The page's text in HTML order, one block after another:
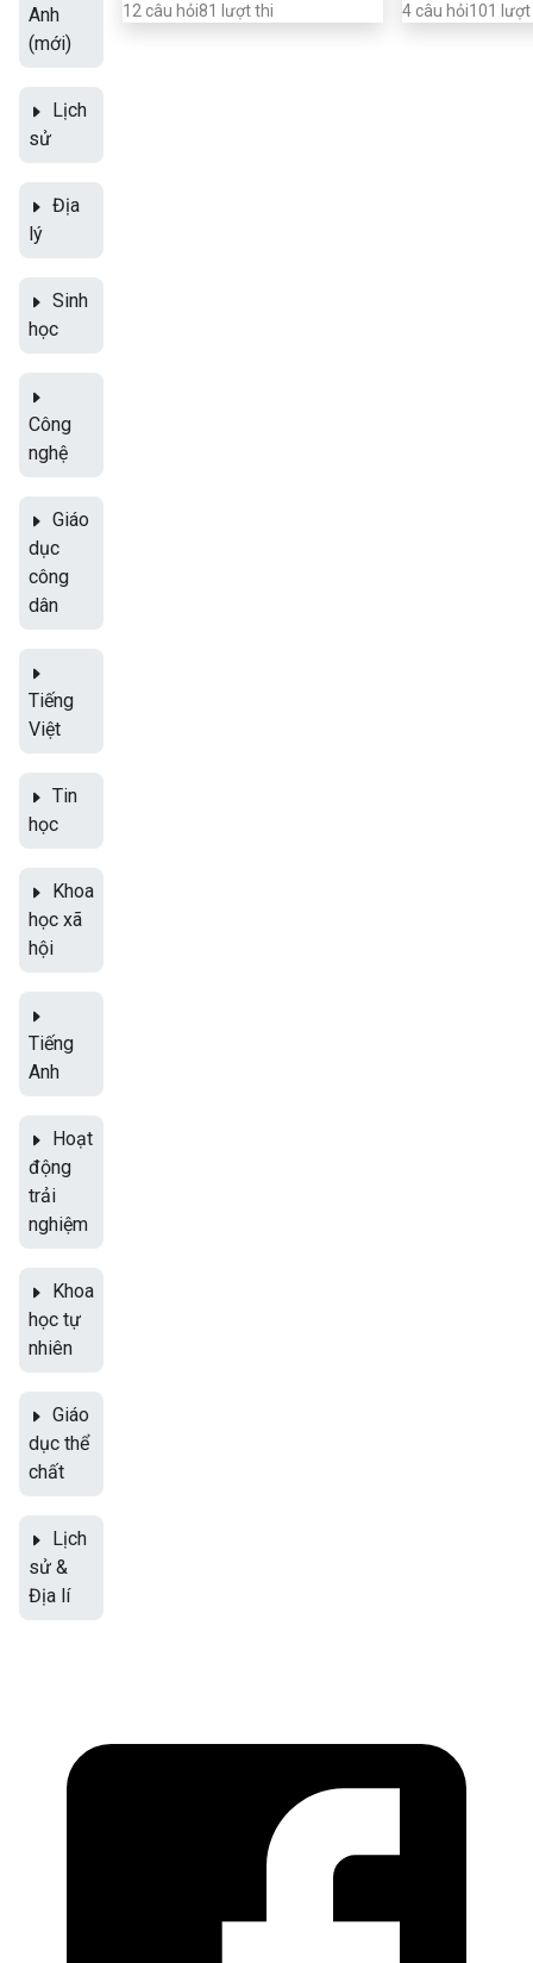
Anh
(mới)
Lịch
sử
Địa
lý
Sinh
học
Công
nghệ
Giáo
dục
công
dân
Tiếng
Việt
Tin
học
Khoa
học xã
hội
Tiếng
Anh
Hoạt
động
trải
nghiệm
Khoa
học tự
nhiên
Giáo
dục thể
chất
Lịch
sử &
Địa lí
12 câu hỏi81 lượt thi
4câu hỏi101